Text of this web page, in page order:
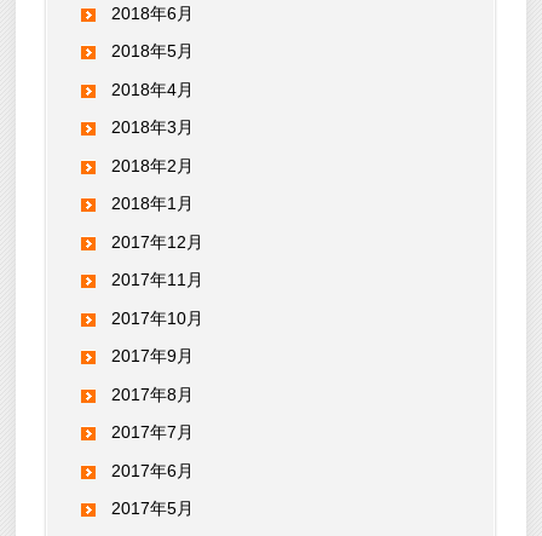
2018年6月
2018年5月
2018年4月
2018年3月
2018年2月
2018年1月
2017年12月
2017年11月
2017年10月
2017年9月
2017年8月
2017年7月
2017年6月
2017年5月